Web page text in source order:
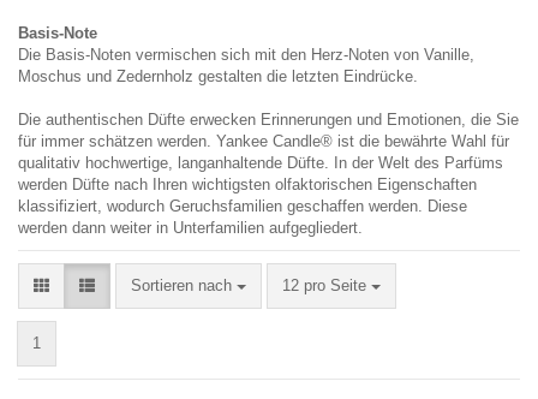
Basis-Note
Die Basis-Noten vermischen sich mit den Herz-Noten von Vanille,
Moschus und Zedernholz gestalten die letzten Eindrücke.
Die authentischen Düfte erwecken Erinnerungen und Emotionen, die Sie
für immer schätzen werden. Yankee Candle® ist die bewährte Wahl für
qualitativ hochwertige, langanhaltende Düfte. In der Welt des Parfüms
werden Düfte nach Ihren wichtigsten olfaktorischen Eigenschaften
klassifiziert, wodurch Geruchsfamilien geschaffen werden. Diese
werden dann weiter in Unterfamilien aufgegliedert.
Sortieren nach
Sortieren nach 12 pro Seite
pro Seite
1